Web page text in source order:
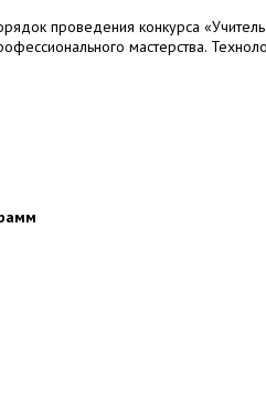
проведения конкурса
мастерства.